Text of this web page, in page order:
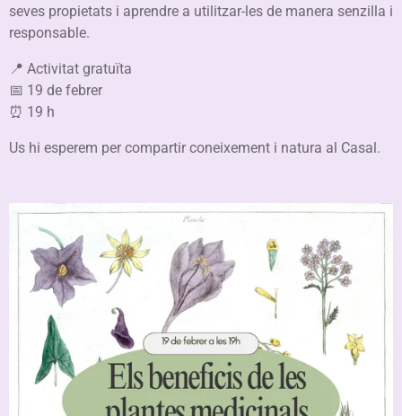
seves propietats i aprendre a utilitzar-les de manera senzilla i
responsable.
📍 Activitat gratuïta
📅 19 de febrer
⏰ 19 h
Us hi esperem per compartir coneixement i natura al Casal.